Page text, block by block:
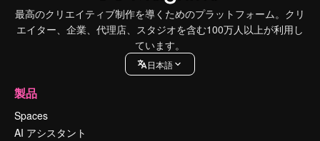
最高のクリエイティブ制作を導くためのプラットフォーム。クリ
エイター、企業、代理店、スタジオを含む100万人以上が利用し
ています。
日本語
製品
Spaces
AI アシスタント